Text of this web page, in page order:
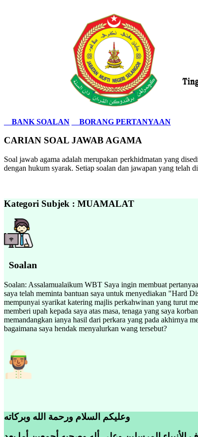
BANK SOALAN BORANG PERTANYAAN
CARIAN SOAL JAWAB AGAMA
Soal jawab agama adalah merupakan perkhidmatan yang
dengan hukum syarak. Setiap soalan dan jawapan yang
Kategori Subjek : MUAMALAT
Soalan
Soalan: Assalamualaikum WBT Saya ingin membuat
saya telah meminta bantuan saya untuk menyediakan "Hard
mempunyai syarikat katering majlis perkahwinan yang turut
memberi upah kepada saya atas masa, tenaga yang saya
memandangkan ianya hasil dari perkara yang pada akhirnya
bagaimana saya hendak menyalurkan wang tersebut?